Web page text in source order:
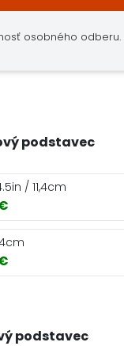
osobného odberu.
podstavec
/ 11,4cm
podstavec